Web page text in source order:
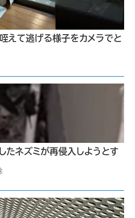
えて逃げる様子をカメラでと
たネズミが再侵入しようとす